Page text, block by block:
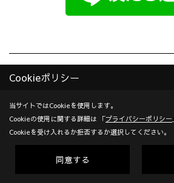
地域別にみる - すべて にある
その他のお客様の声
Cookieポリシー
当サイトではCookieを使用します。
Cookieの使用に関する詳細は 「プライバシーポリシー
Cookieを受け入れるか拒否するか選択してください。
同意する